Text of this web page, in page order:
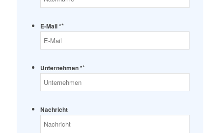
E-Mail **
Unternehmen **
Nachricht